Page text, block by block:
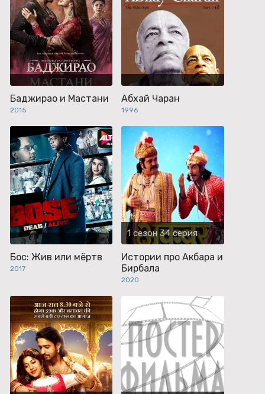
Баджирао и Мастани
2015
Абхай Чаран
1996
Бос: Жив или мёртв
2017
1 сезон 34 серия
Истории про Акбара и
Бирбала
2020